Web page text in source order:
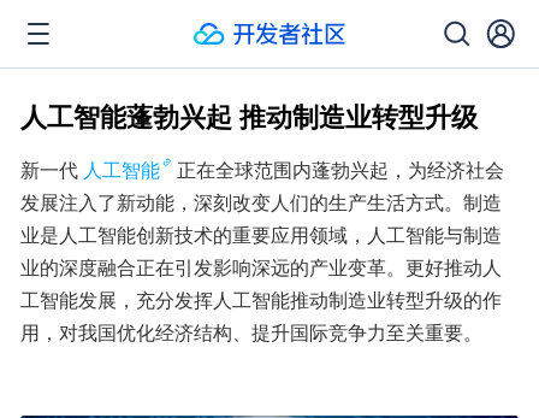
人工智能蓬勃兴起 推动制造业转型升级
新一代 人工智能
正在全球范围内蓬勃兴起，为经济社会
发展注入了新动能，深刻改变人们的生产生活方式。制造
业是人工智能创新技术的重要应用领域，人工智能与制造
业的深度融合正在引发影响深远的产业变革。更好推动人
工智能发展，充分发挥人工智能推动制造业转型升级的作
用，对我国优化经济结构、提升国际竞争力至关重要。